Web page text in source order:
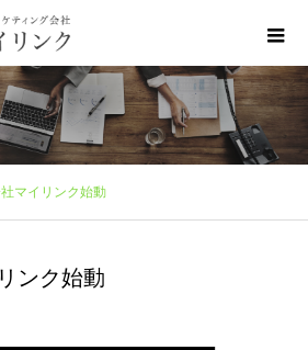
マイリンク始動
ンク始動